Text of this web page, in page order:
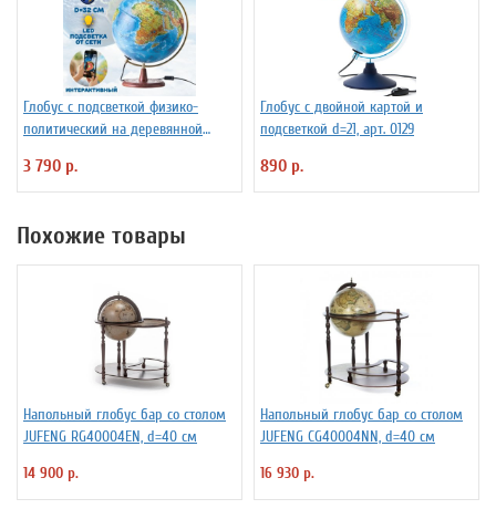
Глобус с подсветкой физико-
политический на деревянной
3 790 р.
Глобус с двойной картой и
подсветкой d=21, арт. 0129
890 р.
Похожие товары
Напольный глобус бар со столом
JUFENG RG40004EN, d=40 см
14 900 р.
Напольный глобус бар со столом
JUFENG CG40004NN, d=40 см
16 930 р.